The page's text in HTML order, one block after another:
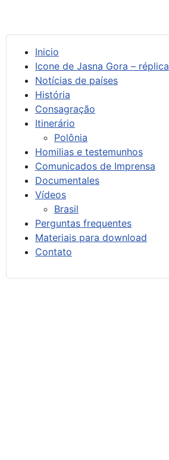
Inicio
Icone de Jasna Gora – réplica
Notícias de países
História
Consagração
Itinerário
Polônia
Homilias e testemunhos
Comunicados de Imprensa
Documentales
Vídeos
Brasil
Perguntas frequentes
Materiais para download
Contato